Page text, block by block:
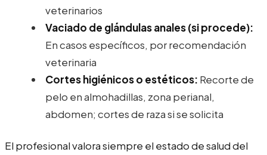
veterinarios
Vaciado de glándulas anales (si procede):
En casos específicos, por recomendación
veterinaria
Cortes higiénicos o estéticos: Recorte de
pelo en almohadillas, zona perianal,
abdomen; cortes de raza si se solicita
El profesional valora siempre el estado de salud del